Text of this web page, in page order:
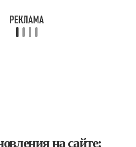
на сайте: